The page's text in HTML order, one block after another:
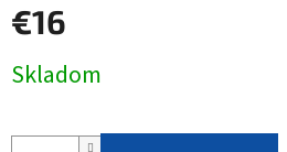
€16
cena:
Skladom